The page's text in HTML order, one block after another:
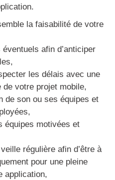
la faisabilité de votre
afin d’anticiper
les délais avec une
votre projet mobile,
de son ou ses équipes et
équipes motivées et
régulière afin d’être à
pour une pleine
application,